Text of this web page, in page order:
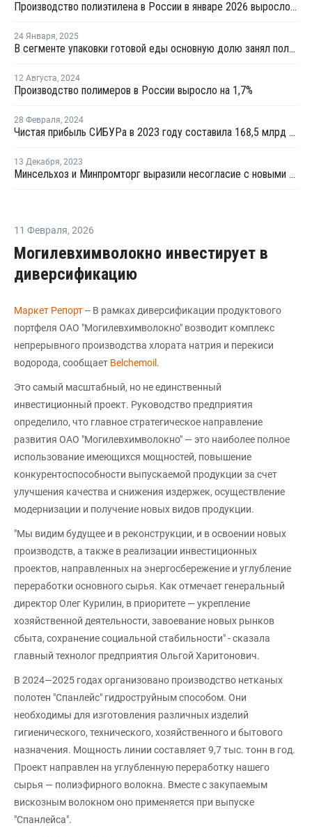
Производство полиэтилена в России в январе 2026 выросло на 9%
24 Января, 2025
В сегменте упаковки готовой еды основную долю занял полипропилен
12 Августа, 2024
Производство полимеров в России выросло на 1,7%
28 Февраля, 2024
Чистая прибыль СИБУРа в 2023 году составила 168,5 млрд рублей
13 Декабря, 2023
Минсельхоз и Минпромторг выразили несогласие с новыми ставками экосбора
11 Февраля, 2026
Могилевхимволокно инвестирует в
диверсификацию
Маркет Репорт-- В рамках диверсификации продуктового
портфеля ОАО "Могилевхимволокно" возводит комплекс
непрерывного производства хлората натрия и перекиси
водорода, сообщает Вelchemoil .
Это самый масштабный, но не единственный
инвестиционный проект. Руководство предприятия
определило, что главное стратегическое направление
развития ОАО "Могилевхимволокно" — это наиболее полное
использование имеющихся мощностей, повышение
конкурентоспособности выпускаемой продукции за счет
улучшения качества и снижения издержек, осуществление
модернизации и получение новых видов продукции.
"Мы видим будущее и в реконструкции, и в освоении новых
производств, а также в реализации инвестиционных
проектов, направленных на энергосбережение и углубление
переработки основного сырья. Как отмечает генеральный
директор Олег Курилин, в приоритете — укрепление
хозяйственной деятельности, завоевание новых рынков
сбыта, сохранение социальной стабильности" - сказала
главный технолог предприятия Ольгой Харитонович.
В 2024—2025 годах организовано производство нетканых
полотен "Спанлейс" гидроструйным способом. Они
необходимы для изготовления различных изделий
гигиенического, технического, хозяйственного и бытового
назначения. Мощность линии составляет 9,7 тыс. тонн в год.
Проект направлен на углубленную переработку нашего
сырья — полиэфирного волокна. Вместе с закупаемым
вискозным волокном оно применяется при выпуске
"Спанлейса".